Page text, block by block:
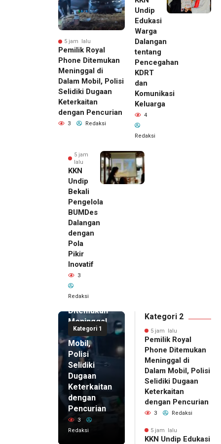
5 jam lalu
Pemilik Royal
Phone Ditemukan
Meninggal di
Dalam Mobil, Polisi
Selidiki Dugaan
Keterkaitan
dengan Pencurian
3 Redaksi
Undip
Edukasi
Warga
Dalangan
tentang
Pencegahan
KDRT
dan
Komunikasi
Keluarga
4
Redaksi
5 jam
lalu
KKN
Undip
Bekali
Pengelola
BUMDes
Dalangan
dengan
Pola
Pikir
Inovatif
3
Redaksi
Kategori 1
5 jam lalu
Pemilik
Royal
Phone
Ditemukan
Meninggal
di Dalam
Mobil,
Polisi
Selidiki
Dugaan
Keterkaitan
dengan
Pencurian
3
Redaksi
Kategori 2
5 jam lalu
Pemilik Royal
Phone Ditemukan
Meninggal di
Dalam Mobil, Polisi
Selidiki Dugaan
Keterkaitan
dengan Pencurian
3 Redaksi
5 jam lalu
KKN Undip Edukasi